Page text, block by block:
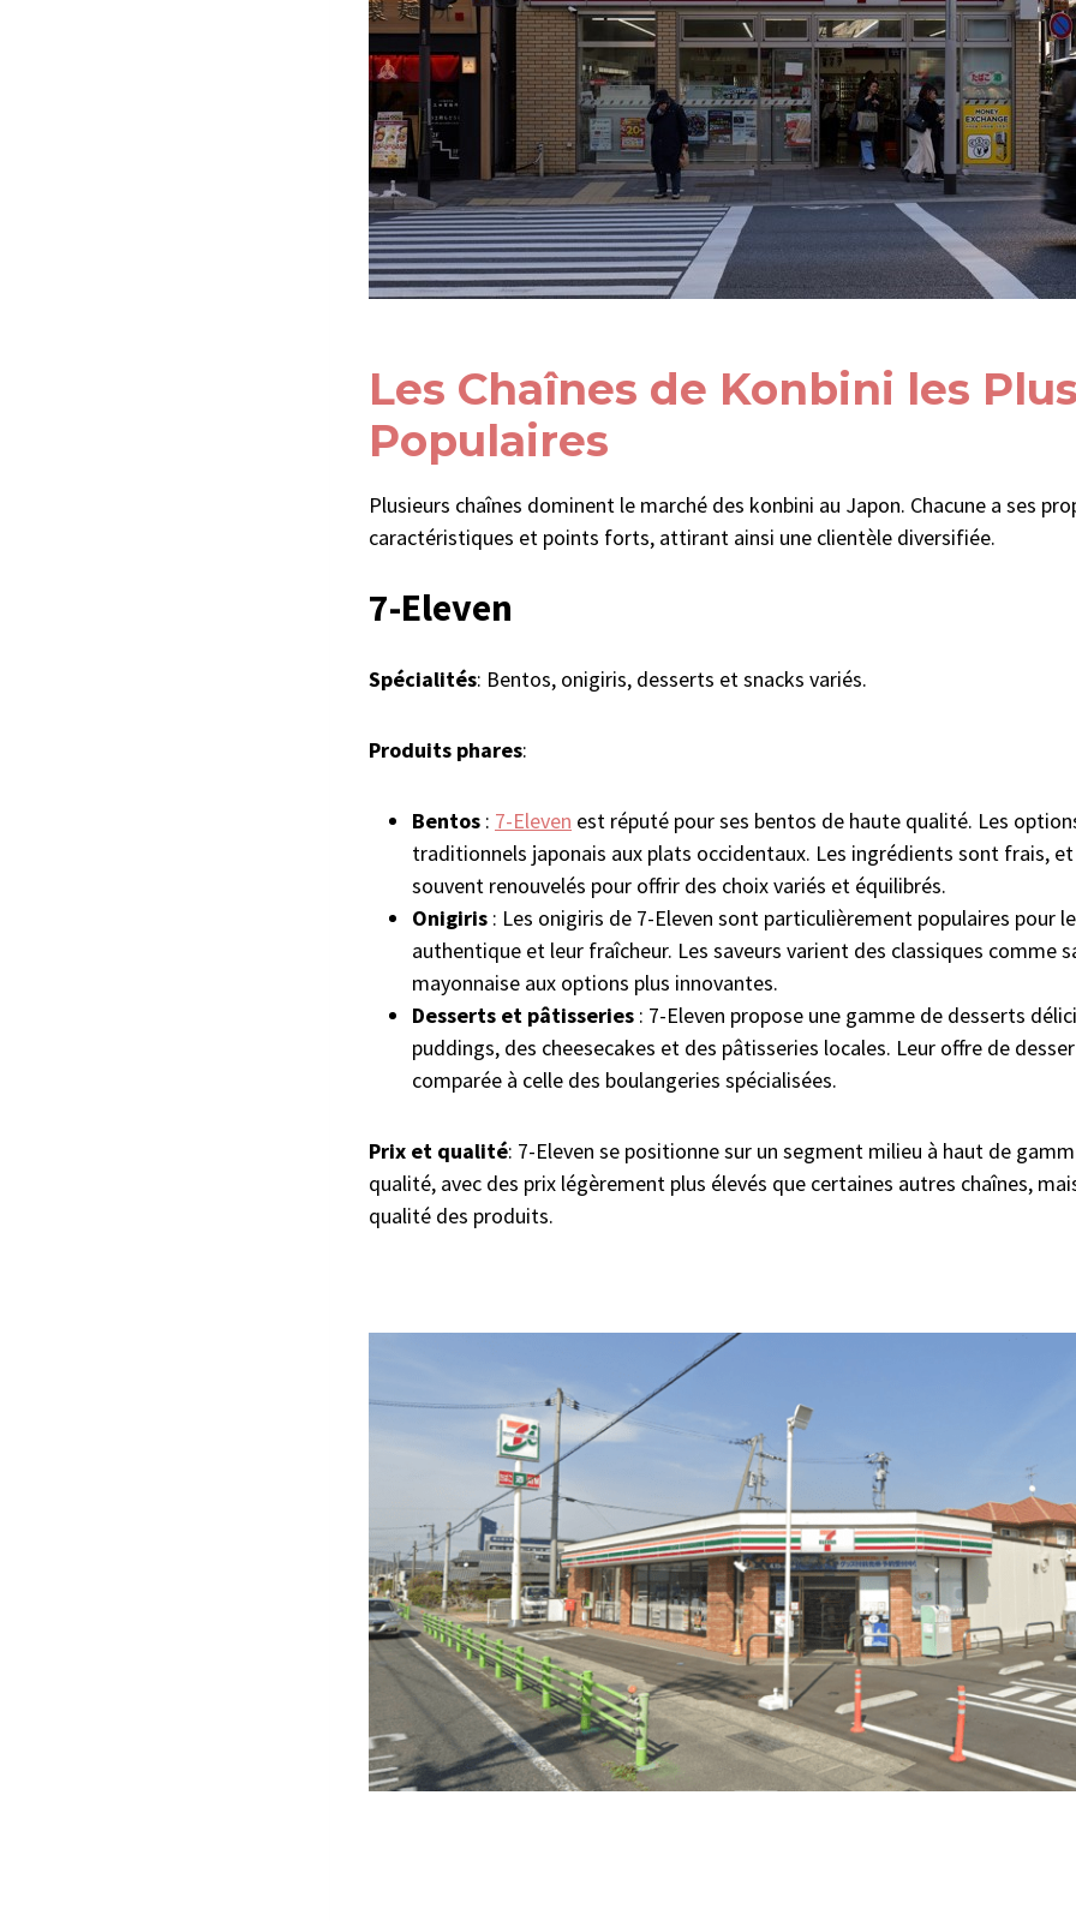
Les Chaînes de Konbini les
Populaires
Plusieurs chaînes dominent le marché des konbini au Japon. Chacune a ses
caractéristiques et points forts, attirant ainsi une clientèle diversifiée.
7-Eleven
Spécialités: Bentos, onigiris, desserts et snacks variés.
Produits phares:
Bentos : 7-Eleven est réputé pour ses bentos de haute qualité. Les
traditionnels japonais aux plats occidentaux. Les ingrédients sont frais,
souvent renouvelés pour offrir des choix variés et équilibrés.
Onigiris : Les onigiris de 7-Eleven sont particulièrement populaires pour
authentique et leur fraîcheur. Les saveurs varient des classiques comme
mayonnaise aux options plus innovantes.
Desserts et pâtisseries : 7-Eleven propose une gamme de desserts
puddings, des cheesecakes et des pâtisseries locales. Leur offre de
comparée à celle des boulangeries spécialisées.
Prix et qualité: 7-Eleven se positionne sur un segment milieu à haut de
qualité, avec des prix légèrement plus élevés que certaines autres chaînes,
qualité des produits.